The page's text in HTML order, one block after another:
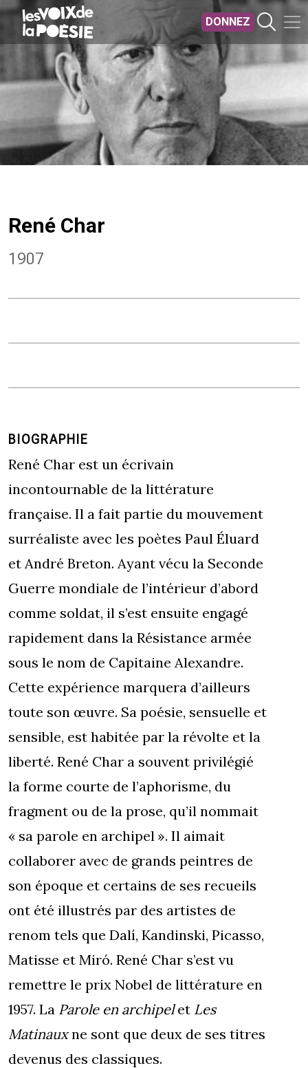
Aller au contenu principal
DONNEZ
René Char
1907
BIOGRAPHIE
René Char est un écrivain
incontournable de la littérature
française. Il a fait partie du mouvement
surréaliste avec les poètes Paul Éluard
et André Breton. Ayant vécu la Seconde
Guerre mondiale de l’intérieur d’abord
comme soldat, il s’est ensuite engagé
rapidement dans la Résistance armée
sous le nom de Capitaine Alexandre.
Cette expérience marquera d’ailleurs
toute son œuvre. Sa poésie, sensuelle et
sensible, est habitée par la révolte et la
liberté. René Char a souvent privilégié
la forme courte de l’aphorisme, du
fragment ou de la prose, qu’il nommait
« sa parole en archipel ». Il aimait
collaborer avec de grands peintres de
son époque et certains de ses recueils
ont été illustrés par des artistes de
renom tels que Dalí, Kandinski, Picasso,
Matisse et Miró. René Char s’est vu
remettre le prix Nobel de littérature en
1957. La Parole en archipelet Les
Matinauxne sont que deux de ses titres
devenus des classiques.